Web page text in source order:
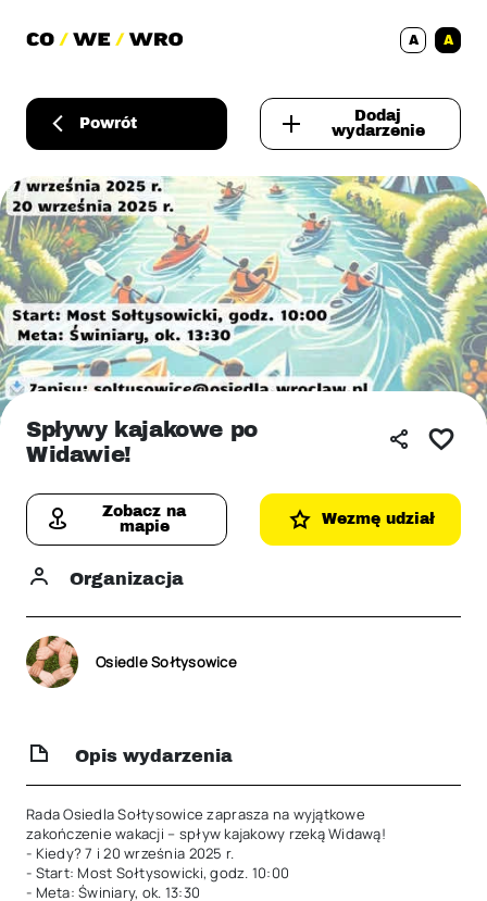
A A
Powrót
Dodaj
wydarzenie
Spływy kajakowe po
Widawie!
Zobacz na
mapie
Wezmę udział
Organizacja
Osiedle Sołtysowice
Opis wydarzenia
Rada Osiedla Sołtysowice zaprasza na wyjątkowe
zakończenie wakacji – spływ kajakowy rzeką Widawą!
- Kiedy? 7 i 20 września 2025 r.
- Start: Most Sołtysowicki, godz. 10:00
- Meta: Świniary, ok. 13:30